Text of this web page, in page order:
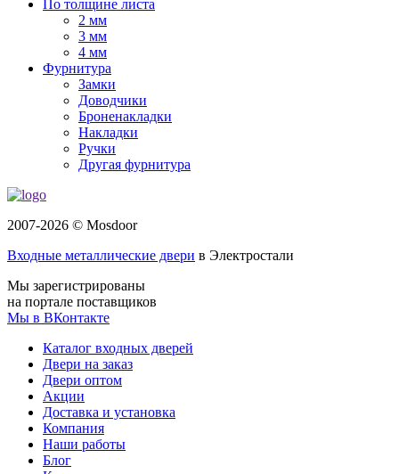
По толщине листа
2 мм
3 мм
4 мм
Фурнитура
Замки
Доводчики
Броненакладки
Накладки
Ручки
Другая фурнитура
2007-2026 © Mosdoor
Входные металлические двери в Электростали
Мы зарегистрированы
на портале поставщиков
Мы в ВКонтакте
Каталог входных дверей
Двери на заказ
Двери оптом
Акции
Доставка и установка
Компания
Наши работы
Блог